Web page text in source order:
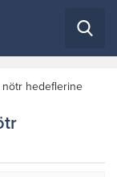
nötr hedeflerine